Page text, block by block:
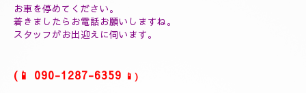
(ホットストーン30分¥5000)
(ソルトマッサージ¥3000)
❖❖❖❖❖❖❖❖❖